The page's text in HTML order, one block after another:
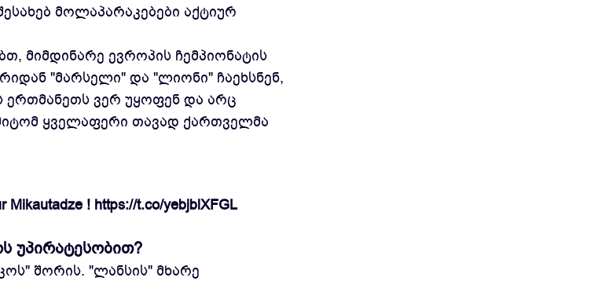
მოლაპარაკებები აქტიურ
მიმდინარე ევროპის ჩემპიონატის
"მარსელი" და "ლიონი" ჩაეხსნენ,
ვერ უყოფენ და არც
ყველაფერი თავად ქართველმა
Mikautadze ! https://t.co/yebjblXFGL
უპირატესობით?
შორის. "ლანსის" მხარე